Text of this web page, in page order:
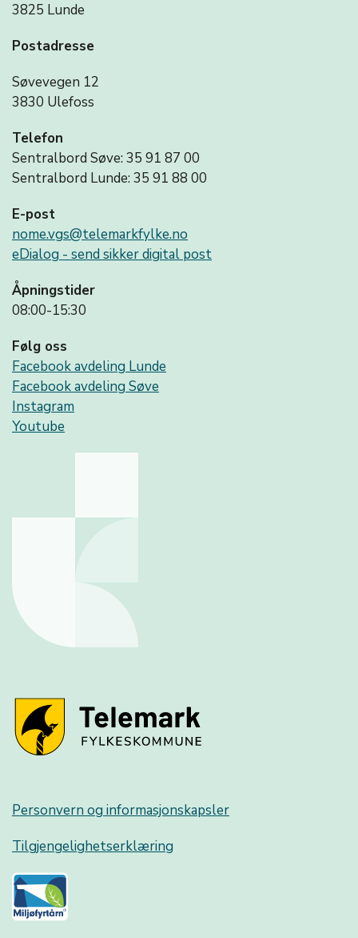
3825 Lunde
Postadresse
Søvevegen 12
3830 Ulefoss
Telefon
Sentralbord Søve: 35 91 87 00
Sentralbord Lunde: 35 91 88 00
E-post
nome.vgs@telemarkfylke.no
eDialog - send sikker digital post
Åpningstider
08:00-15:30
Følg oss
Facebook avdeling Lunde
Facebook avdeling Søve
Instagram
Youtube
Personvern og informasjonskapsler
Tilgjengelighetserklæring